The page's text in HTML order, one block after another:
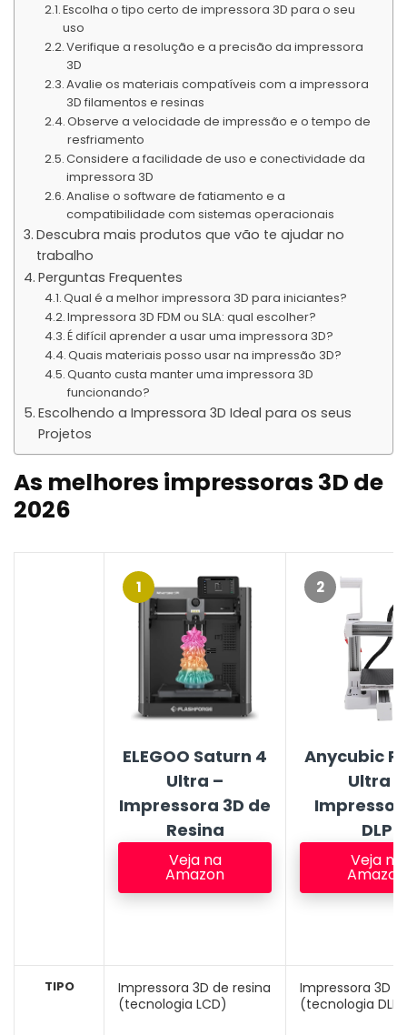
Escolha o tipo certo de impressora 3D para o seu
uso
Verifique a resolução e a precisão da impressora
3D
Avalie os materiais compatíveis com a impressora
3D filamentos e resinas
Observe a velocidade de impressão e o tempo de
resfriamento
Considere a facilidade de uso e conectividade da
impressora 3D
Analise o software de fatiamento e a
compatibilidade com sistemas operacionais
Descubra mais produtos que vão te ajudar no
trabalho
Perguntas Frequentes
Qual é a melhor impressora 3D para iniciantes?
Impressora 3D FDM ou SLA: qual escolher?
É difícil aprender a usar uma impressora 3D?
Quais materiais posso usar na impressão 3D?
Quanto custa manter uma impressora 3D
funcionando?
Escolhendo a Impressora 3D Ideal para os seus
Projetos
As melhores impressoras 3D de
2026
TIPO
1
ELEGOO Saturn 4
Ultra –
Impressora 3D de
Resina
Veja na
Amazon
Impressora 3D de resina
(tecnologia LCD)
2
Anycubic
Ultra –
DLP
Veja na
Amazon
Impressora 3D
(tecnologia DLP)